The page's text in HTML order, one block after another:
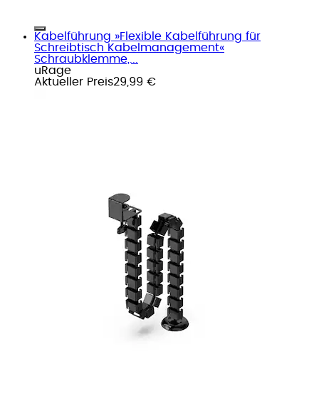
Kabelführung »Flexible Kabelführung für
Schreibtisch Kabelmanagement«
Schraubklemme,...
uRage
Aktueller Preis29,99 €